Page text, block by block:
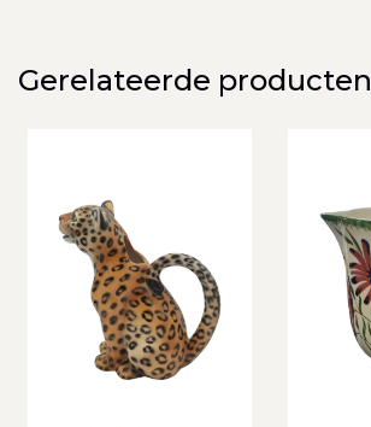
Gerelateerde producten